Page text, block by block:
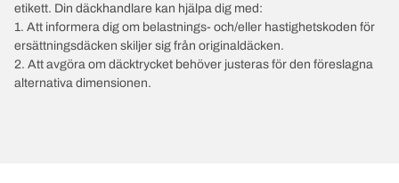
etikett. Din däckhandlare kan hjälpa dig med:
1. Att informera dig om belastnings- och/eller hastighetskoden för
ersättningsdäcken skiljer sig från originaldäcken.
2. Att avgöra om däcktrycket behöver justeras för den föreslagna
alternativa dimensionen.